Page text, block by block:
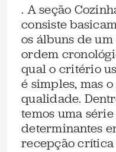
. A seção
consiste
os álbuns de
ordem
qual o critério
é simples, mas
qualidade.
temos uma
determinantes
recepção